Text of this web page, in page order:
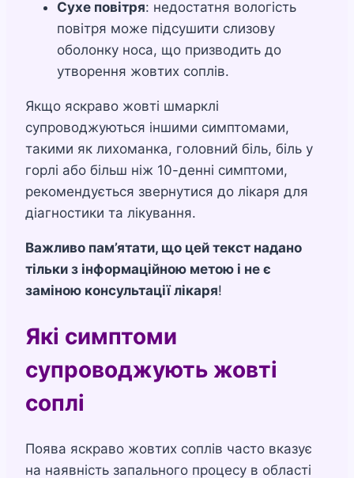
Сухе повітря: недостатня вологість
повітря може підсушити слизову
оболонку носа, що призводить до
утворення жовтих соплів.
Якщо яскраво жовті шмарклі
супроводжуються іншими симптомами,
такими як лихоманка, головний біль, біль у
горлі або більш ніж 10-денні симптоми,
рекомендується звернутися до лікаря для
діагностики та лікування.
Важливо пам’ятати, що цей текст надано
тільки з інформаційною метою і не є
заміною консультації лікаря!
Які симптоми
супроводжують жовті
соплі
Поява яскраво жовтих соплів часто вказує
на наявність запального процесу в області